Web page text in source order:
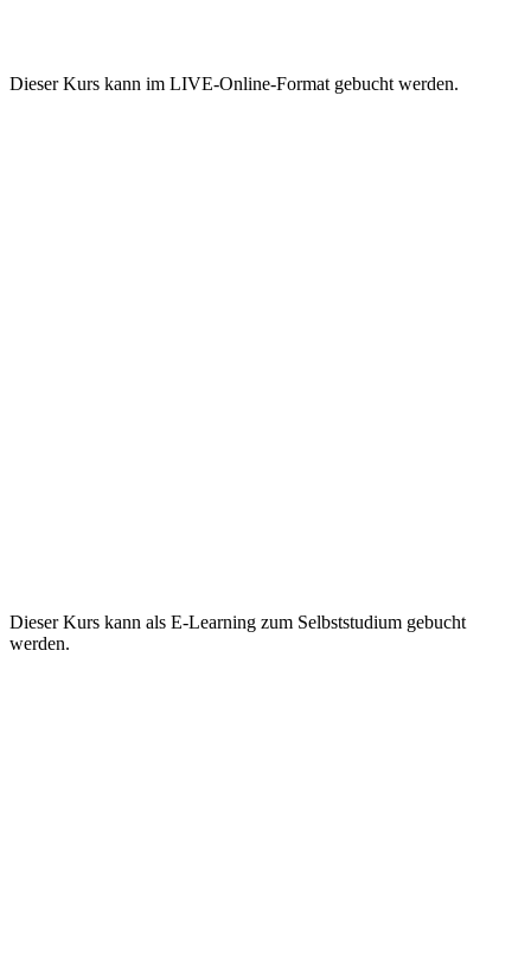
Dieser Kurs kann im LIVE-Online-Format gebucht werden.
Dieser Kurs kann als E-Learning zum Selbststudium gebucht
werden.